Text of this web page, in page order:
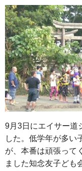
9月3日にエイサー道
した。低学年が多い
が、本番は頑張って
ました知念友子ども